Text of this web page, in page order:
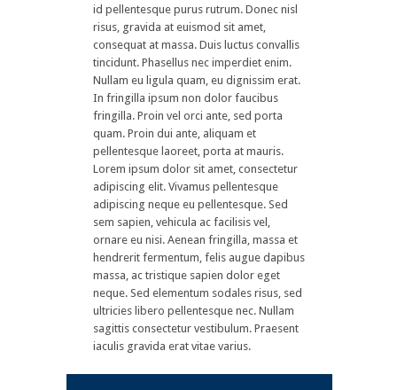
id pellentesque purus rutrum. Donec nisl
risus, gravida at euismod sit amet,
consequat at massa. Duis luctus convallis
tincidunt. Phasellus nec imperdiet enim.
Nullam eu ligula quam, eu dignissim erat.
In fringilla ipsum non dolor faucibus
fringilla. Proin vel orci ante, sed porta
quam. Proin dui ante, aliquam et
pellentesque laoreet, porta at mauris.
Lorem ipsum dolor sit amet, consectetur
adipiscing elit. Vivamus pellentesque
adipiscing neque eu pellentesque. Sed
sem sapien, vehicula ac facilisis vel,
ornare eu nisi. Aenean fringilla, massa et
hendrerit fermentum, felis augue dapibus
massa, ac tristique sapien dolor eget
neque. Sed elementum sodales risus, sed
ultricies libero pellentesque nec. Nullam
sagittis consectetur vestibulum. Praesent
iaculis gravida erat vitae varius.